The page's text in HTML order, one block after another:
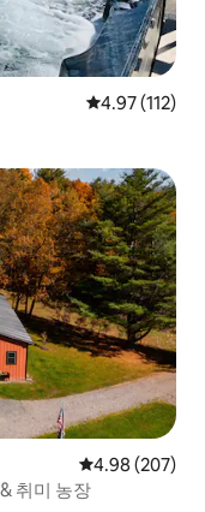
평점 4.97점(5
4.97 (112)
평점 4.98점(5
4.98 (207)
취미 농장